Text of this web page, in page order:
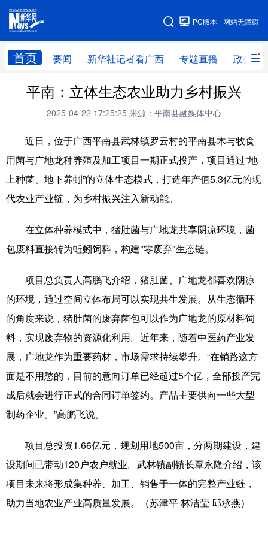
网站无障碍
PC版本
首页 要闻 新华社记者看广西 专题直播 政务信
网站地图
广西频道
要闻 新华社记者 专题直播 政务信息
图片新闻 壮美广西
新华网导航
国际 财经 网评 港澳
科技 科普 体育 文化
健康 军事 访谈 视频
图片 中央文件 金融 汽车
食品 人居 信息化 乡村振兴
溯源中国 城市 旅游 能源
会展 彩票
悦读 公益 一带一路
亚太网 上市公司 文化产业
地方频道
平南：立体生态农业助力乡村振兴
2025-04-22 17:25:25 来源：平南县融媒体中心
近日，位于广西平南县武林镇罗云村的平南县木与牧食
用菌与广地龙种养殖及加工项目一期正式投产，项目通过“地
上种菌、地下养蚓”的立体生态模式，打造年产值5.3亿元的现
代农业产业链，为乡村振兴注入新动能。
在立体种养模式中，猪肚菌与广地龙共享阴凉环境，菌
包废料直接转为蚯蚓饲料，构建"零废弃"生态链。
项目总负责人高鹏飞介绍，猪肚菌、广地龙都喜欢阴凉
的环境，通过空间立体布局可以实现共生发展。从生态循环
的角度来说，猪肚菌的废弃菌包可以作为广地龙的原材料饲
料，实现废弃物的资源化利用。近年来，随着中医药产业发
展，广地龙作为重要药材，市场需求持续攀升。“在销路这方
面是不用愁的，目前的意向订单已经超过5个亿，全部投产完
成后就会进行正式的合同订单签约。产品主要供向一些大型
制药企业。”高鹏飞说。
项目总投资1.66亿元，规划用地500亩，分两期建设，建
设期间已带动120户农户就业。武林镇副镇长覃永隆介绍，该
项目未来将形成集种养、加工、销售于一体的完整产业链，
助力当地农业产业高质量发展。（苏津平 林洁莹 邱承燕）